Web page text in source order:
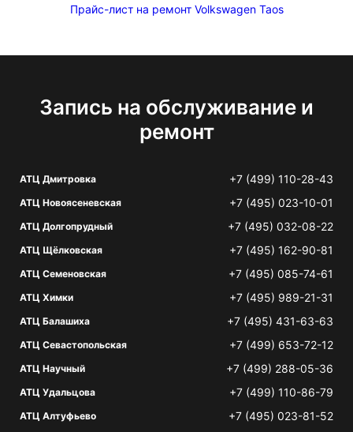
Прайс-лист на ремонт Volkswagen Taos
Запись на обслуживание и
ремонт
АТЦ Дмитровка +7 (499) 110-28-43
АТЦ Новоясеневская +7 (495) 023-10-01
АТЦ Долгопрудный +7 (495) 032-08-22
АТЦ Щёлковская +7 (495) 162-90-81
АТЦ Семеновская +7 (495) 085-74-61
АТЦ Химки +7 (495) 989-21-31
АТЦ Балашиха +7 (495) 431-63-63
АТЦ Севастопольская +7 (499) 653-72-12
АТЦ Научный +7 (499) 288-05-36
АТЦ Удальцова +7 (499) 110-86-79
АТЦ Алтуфьево +7 (495) 023-81-52